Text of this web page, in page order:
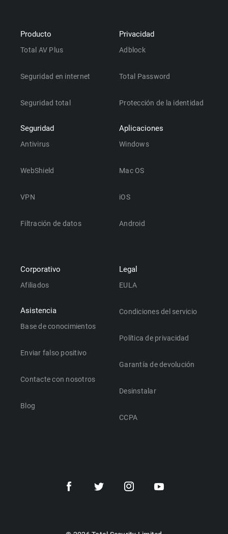
Producto
Total AV Plus
Seguridad en internet
Seguridad total
Seguridad
Antivirus
WebShield
VPN
Filtración de datos
Privacidad
Adblock
Total Password
Protección de la identidad
Aplicaciones
Windows
Mac OS
iOS
Android
Corporativo
Afiliados
Asistencia
Base de conocimientos
Enviar falso positivo
Contacte con nosotros
Blog
Legal
EULA
Condiciones del servicio
Política de privacidad
Garantía de devolución
Desinstalar
CCPA
Svenska